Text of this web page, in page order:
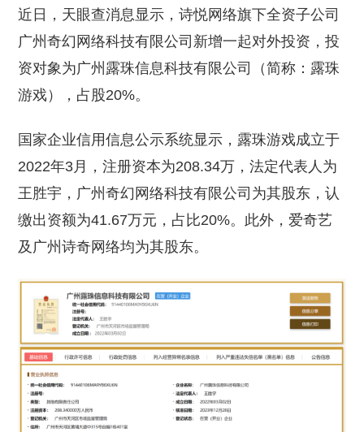
近日，天眼查消息显示，诗悦网络旗下全资子公司
广州奇幻网络科技有限公司新增一起对外投资，投
资对象为广州露珠信息科技有限公司（简称：露珠
游戏），占股20%。
国家企业信用信息公示系统显示，露珠游戏成立于
2022年3月，注册资本为208.34万，法定代表人为
王胜宇，广州奇幻网络科技有限公司为其股东，认
缴出资额为41.67万元，占比20%。此外，爱奇艺
及广州诗奇网络均为其股东。